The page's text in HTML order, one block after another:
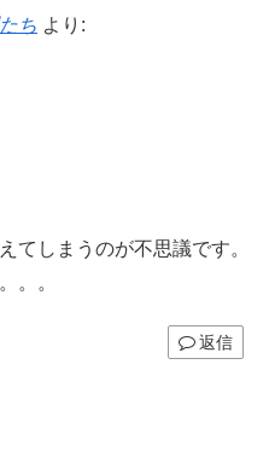
ち より:
てしまうのが不思議です。
。。
返信